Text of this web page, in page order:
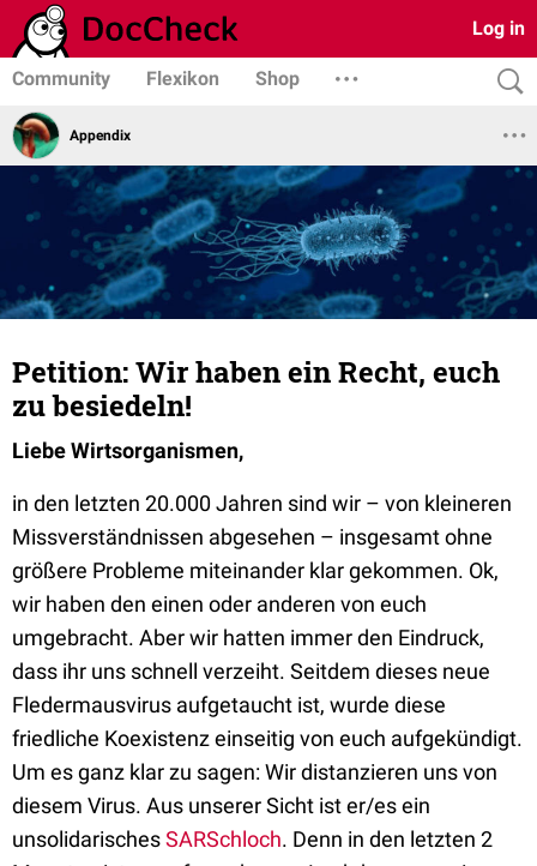
Log in
Community Flexikon Shop
Appendix
Petition: Wir haben ein Recht, euch
zu besiedeln!
Liebe Wirtsorganismen,
in den letzten 20.000 Jahren sind wir – von kleineren
Missverständnissen abgesehen – insgesamt ohne
größere Probleme miteinander klar gekommen. Ok,
wir haben den einen oder anderen von euch
umgebracht. Aber wir hatten immer den Eindruck,
dass ihr uns schnell verzeiht. Seitdem dieses neue
Fledermausvirus aufgetaucht ist, wurde diese
friedliche Koexistenz einseitig von euch aufgekündigt.
Um es ganz klar zu sagen: Wir distanzieren uns von
diesem Virus. Aus unserer Sicht ist er/es ein
unsolidarischesSARSchloch. Denn in den letzten 2